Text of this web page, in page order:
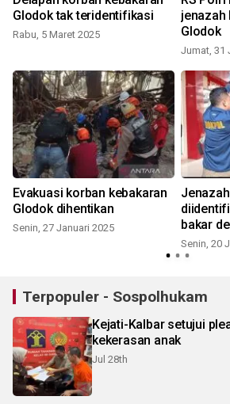
Glodok tak teridentifikasi
Rabu, 5 Maret 2025
jenazah
Glodok
Jumat, 31
Evakuasi korban kebakaran
Glodok dihentikan
Senin, 27 Januari 2025
bakar
Senin, 20
Terpopuler - Sospolhukam
Kejati-Kalbar setujui
kekerasan anak
Jul 28th